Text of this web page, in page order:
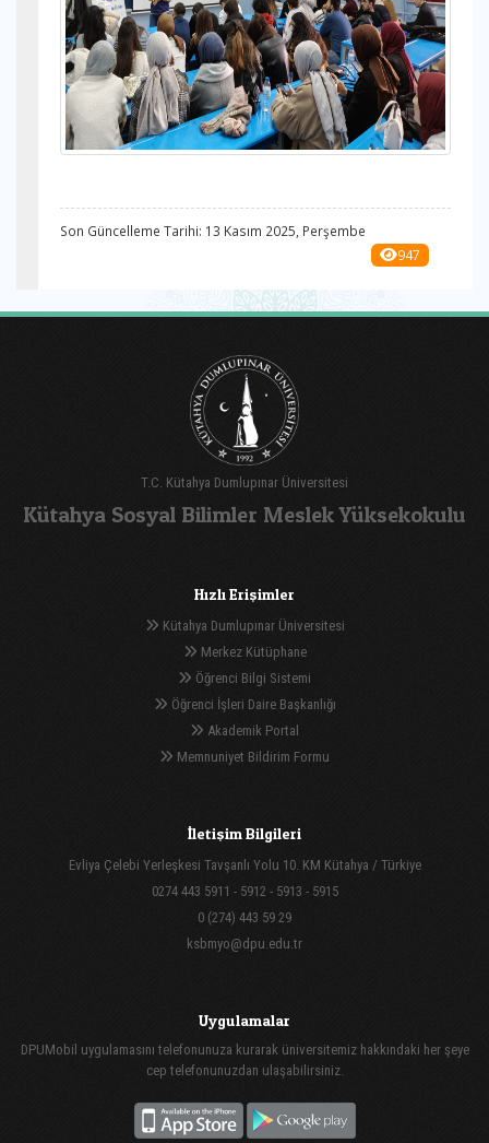
Son Güncelleme Tarihi: 13 Kasım 2025, Perşembe
947
T.C. Kütahya Dumlupınar Üniversitesi
Kütahya Sosyal Bilimler Meslek Yüksekokulu
Hızlı Erişimler
Kütahya Dumlupınar Üniversitesi
Merkez Kütüphane
Öğrenci Bilgi Sistemi
Öğrenci İşleri Daire Başkanlığı
Akademik Portal
Memnuniyet Bildirim Formu
İletişim Bilgileri
Evliya Çelebi Yerleşkesi Tavşanlı Yolu 10. KM Kütahya / Türkiye
0274 443 5911 - 5912 - 5913 - 5915
0 (274) 443 59 29
ksbmyo@dpu.edu.tr
Uygulamalar
DPUMobil uygulamasını telefonunuza kurarak üniversitemiz hakkındaki her şeye
cep telefonunuzdan ulaşabilirsiniz.